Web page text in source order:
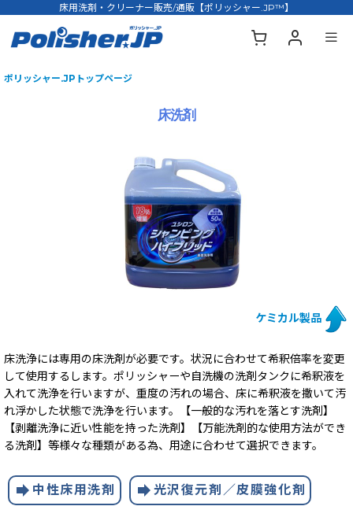
床用洗剤・クリーナー販売/通販【ポリッシャー.JP™】
ポリッシャー.JPトップページ
床洗剤
ケミカル製品
床洗浄には専用の床洗剤が必要です。状況に合わせて希釈倍率を変更
して使用するします。ポリッシャーや自洗機の洗剤タンクに希釈液を
入れて洗浄を行いますが、重度の汚れの場合、床に希釈液を撒いて汚
れ浮かした状態で洗浄を行います。【一般的な汚れを落とす洗剤】
【剥離洗浄に近い性能を持った洗剤】【万能洗剤的な使用方法ができ
る洗剤】等様々な種類がある為、用途に合わせて選択できます。
forward 中性床用洗剤 forward 光沢復元剤／皮膜強化剤